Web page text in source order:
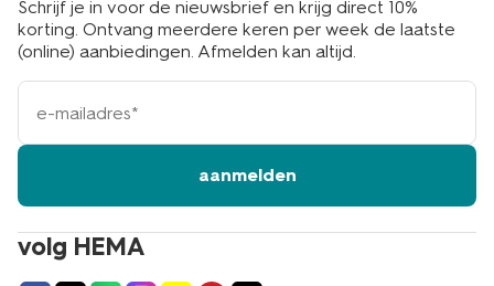
volg HEMA
Schrijf je in voor de nieuwsbrief en krijg direct 10%
korting. Ontvang meerdere keren per week de laatste
(online) aanbiedingen. Afmelden kan altijd.
e-
mailadres
aanmelden